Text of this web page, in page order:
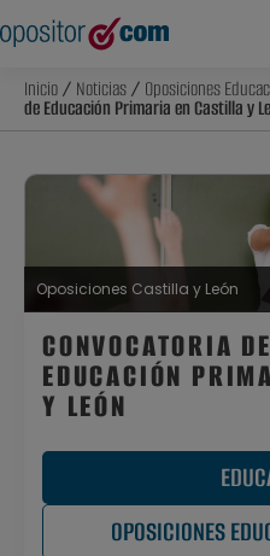
Inicio/ Noticias/ Oposiciones
de Educación Primaria en Castilla y
Oposiciones Castilla y León
CONVOCATORIA
EDUCACIÓN
Y LEÓN
OPOSICIONES